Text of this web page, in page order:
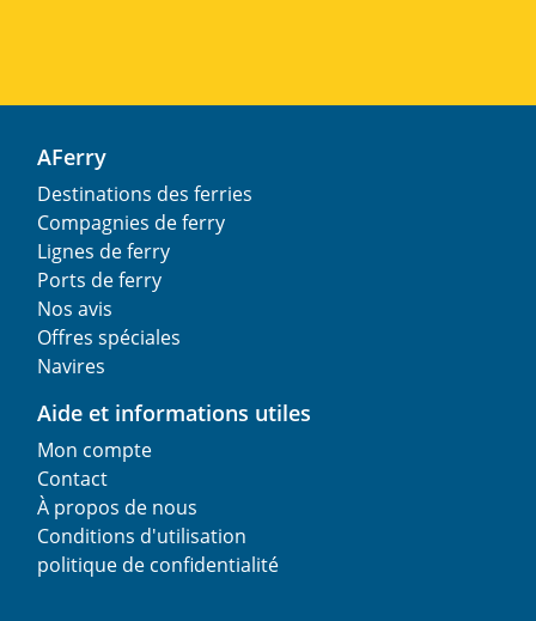
AFerry
Destinations des ferries
Compagnies de ferry
Lignes de ferry
Ports de ferry
Nos avis
Offres spéciales
Navires
Aide et informations utiles
Mon compte
Contact
À propos de nous
Conditions d'utilisation
politique de confidentialité